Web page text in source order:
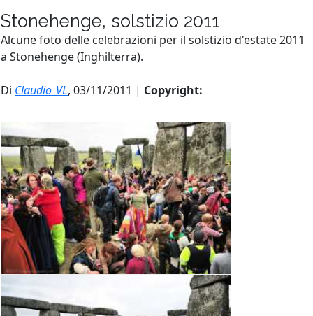
Stonehenge, solstizio 2011
Alcune foto delle celebrazioni per il solstizio d'estate 2011
a Stonehenge (Inghilterra).
Di Claudio_VL, 03/11/2011 | Copyright: